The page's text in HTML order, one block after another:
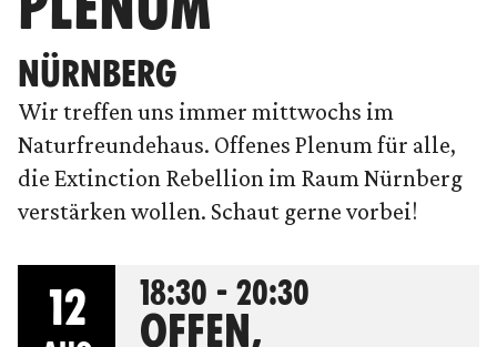
NÜRNBERG
Wir treffen uns immer mittwochs im
Naturfreundehaus. Offenes Plenum für alle,
die Extinction Rebellion im Raum Nürnberg
verstärken wollen. Schaut gerne vorbei!
12 18:30 - 20:30
OFFEN,